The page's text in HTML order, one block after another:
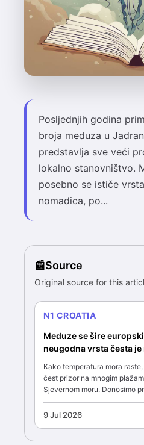
Posljednjih godina
broja meduza u
predstavlja sve veći
lokalno stanovništvo.
posebno se ističe
nomadica, po...
Source
Original source for this
N1 CROATIA
Meduze se šire
neugodna vrsta česta
Kako temperatura mora
čest prizor na mnogim
Sjevernom moru. Donosimo
9 Jul 2026